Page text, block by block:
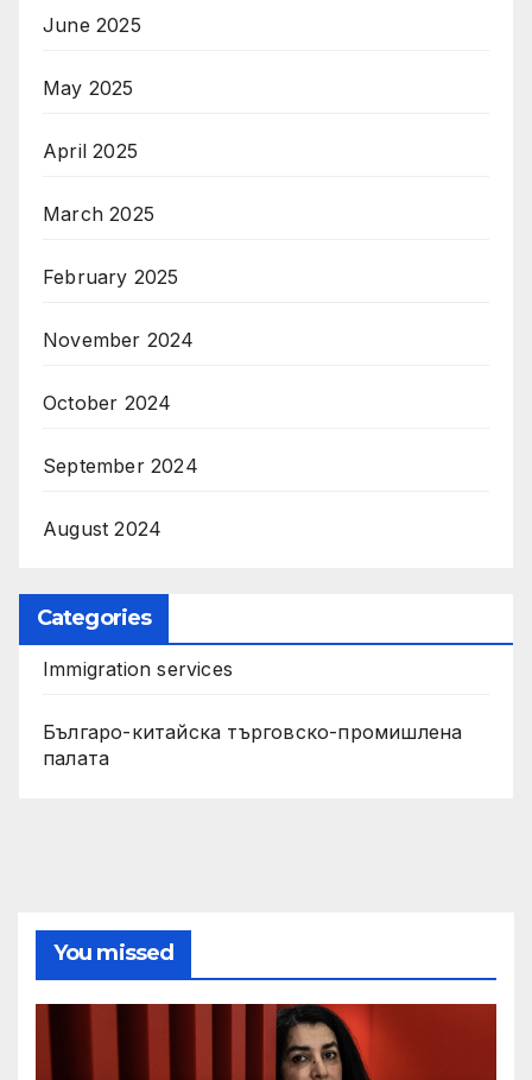
June 2025
May 2025
April 2025
March 2025
February 2025
November 2024
October 2024
September 2024
August 2024
Categories
Immigration services
Българо-китайска търговско-промишлена
палата
You missed